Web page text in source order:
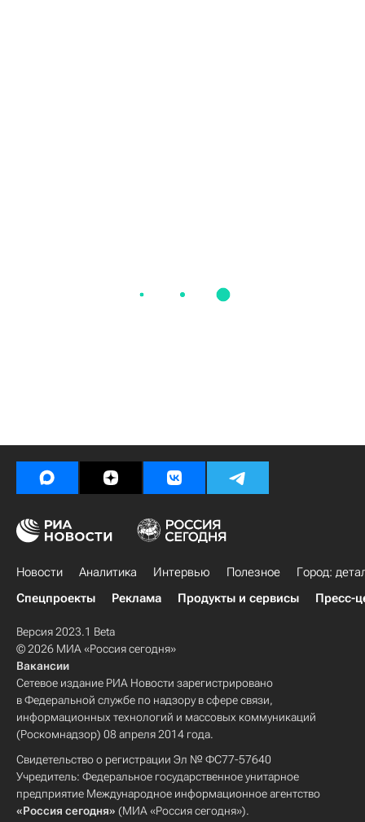
Новости Аналитика Интервью Полезное
Город:
Спецпроекты
Реклама Продукты и сервисы Пресс-
Версия 2023.1 Beta
© 2026 МИА «Россия сегодня»
Вакансии
Сетевое издание РИА Новости зарегистрировано
в Федеральной службе по надзору в сфере связи,
информационных технологий и массовых коммуникаций
(Роскомнадзор) 08 апреля 2014 года.
Свидетельство о регистрации Эл № ФС77-57640
Учредитель: Федеральное государственное унитарное
предприятие Международное информационное агентство
«Россия сегодня» (МИА «Россия сегодня»).